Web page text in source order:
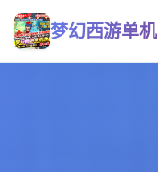
梦幻西游单机